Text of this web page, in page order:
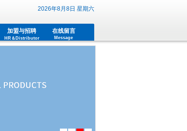
2026年8月8日 星期六
加盟与招聘
HR＆Distributor
在线留言
Message
联系我们